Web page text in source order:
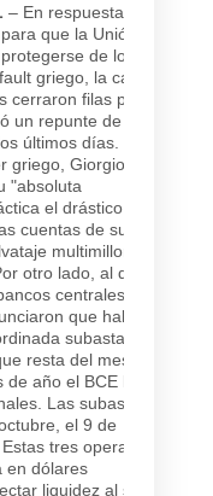
– En respuesta a la
que la Unión
de los
griego, la canciller
cerraron filas para
un repunte de los
últimos días. En una
Giorgios
"absoluta
el drástico plan de
cuentas de su país a
multimillonarios
otro lado, al día
centrales de
que habían
subastas de
resta del mes.
año el BCE llevará
Las subastas de
el 9 de
tres operaciones
en dólares
liquidez al sistema.